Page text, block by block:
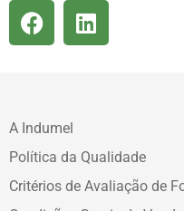
A Indumel
Política da Qualidade
Critérios de Avaliação de